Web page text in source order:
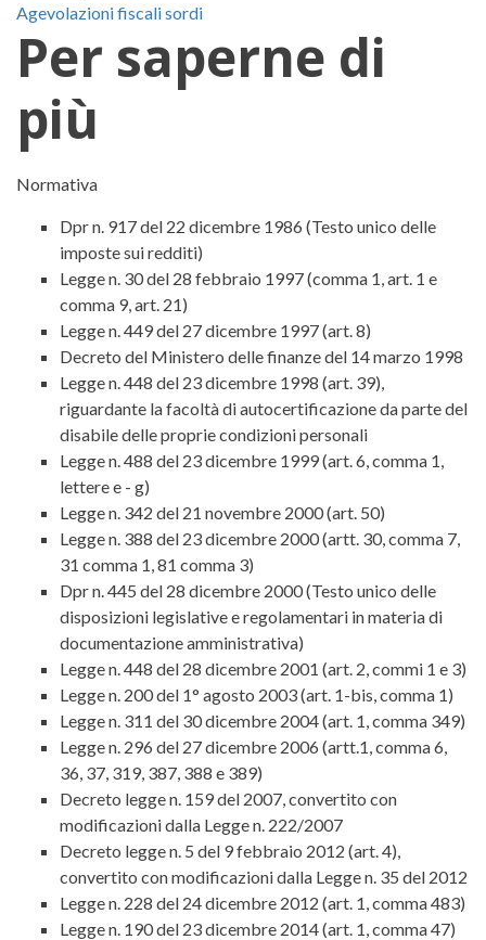
Agevolazioni fiscali sordi
Per saperne di
più
Normativa
Dpr n. 917 del 22 dicembre 1986 (Testo unico delle
imposte sui redditi)
Legge n. 30 del 28 febbraio 1997 (comma 1, art. 1 e
comma 9, art. 21)
Legge n. 449 del 27 dicembre 1997 (art. 8)
Decreto del Ministero delle finanze del 14 marzo 1998
Legge n. 448 del 23 dicembre 1998 (art. 39),
riguardante la facoltà di autocertificazione da parte del
disabile delle proprie condizioni personali
Legge n. 488 del 23 dicembre 1999 (art. 6, comma 1,
lettere e - g)
Legge n. 342 del 21 novembre 2000 (art. 50)
Legge n. 388 del 23 dicembre 2000 (artt. 30, comma 7,
31 comma 1, 81 comma 3)
Dpr n. 445 del 28 dicembre 2000 (Testo unico delle
disposizioni legislative e regolamentari in materia di
documentazione amministrativa)
Legge n. 448 del 28 dicembre 2001 (art. 2, commi 1 e 3)
Legge n. 200 del 1° agosto 2003 (art. 1-bis, comma 1)
Legge n. 311 del 30 dicembre 2004 (art. 1, comma 349)
Legge n. 296 del 27 dicembre 2006 (artt.1, comma 6,
36, 37, 319, 387, 388 e 389)
Decreto legge n. 159 del 2007, convertito con
modificazioni dalla Legge n. 222/2007
Decreto legge n. 5 del 9 febbraio 2012 (art. 4),
convertito con modificazioni dalla Legge n. 35 del 2012
Legge n. 228 del 24 dicembre 2012 (art. 1, comma 483)
Legge n. 190 del 23 dicembre 2014 (art. 1, comma 47)